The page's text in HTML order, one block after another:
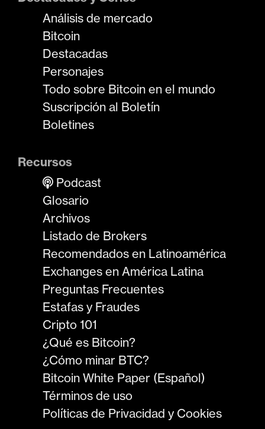
Análisis de mercado
Bitcoin
Destacadas
Personajes
Todo sobre Bitcoin en el mundo
Suscripción al Boletín
Boletines
Recursos
Podcast
Glosario
Archivos
Listado de Brokers
Recomendados en Latinoamérica
Exchanges en América Latina
Preguntas Frecuentes
Estafas y Fraudes
Cripto 101
¿Qué es Bitcoin?
¿Cómo minar BTC?
Bitcoin White Paper (Español)
Términos de uso
Políticas de Privacidad y Cookies